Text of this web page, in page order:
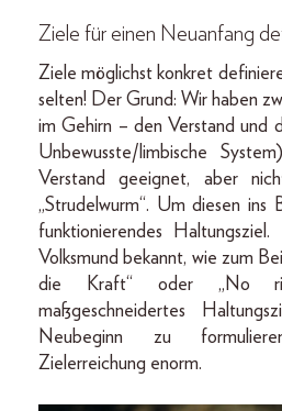
Ziele für einen Neuanfang
Ziele möglichst konkret
selten! Der Grund: Wir haben
im Gehirn – den Verstand und
Unbewusste/limbische
Verstand geeignet, aber
„Strudelwurm“. Um diesen
funktionierendes
Volksmund bekannt, wie zum
die Kraft“ oder „No
maßgeschneidertes
Neubeginn zu
Zielerreichung enorm.